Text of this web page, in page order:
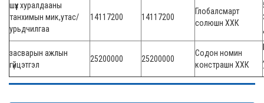
шүүх хуралдааны
танхимын мик,утас/
урьдчилгаа
14117200 14117200
Глобалсмарт
солюшн ХХК
засварын ажлын
гүйцэтгэл
25200000 25200000
Содон номин
констрашн ХХК